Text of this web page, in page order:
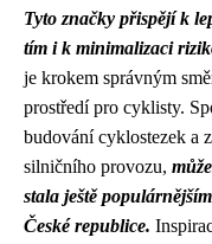
Tyto značky přispějí k
tím i k minimalizaci
je krokem správným
prostředí pro cyklisty.
budování cyklostezek a
silničního provozu,
stala ještě
České republice.